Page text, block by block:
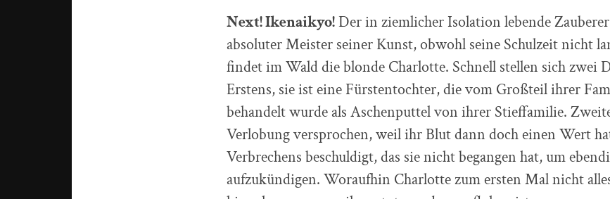
Next! Ikenaikyo!Der in ziemlicher Isolation lebende
absoluter Meister seiner Kunst, obwohl seine Schulzeit nicht
findet im Wald die blonde Charlotte. Schnell stellen sich zwei
Erstens, sie ist eine Fürstentochter, die vom Großteil ihrer
behandelt wurde als Aschenputtel von ihrer Stieffamilie.
Verlobung versprochen, weil ihr Blut dann doch einen Wert
Verbrechens beschuldigt, das sie nicht begangen hat, um
aufzukündigen. Woraufhin Charlotte zum ersten Mal nicht